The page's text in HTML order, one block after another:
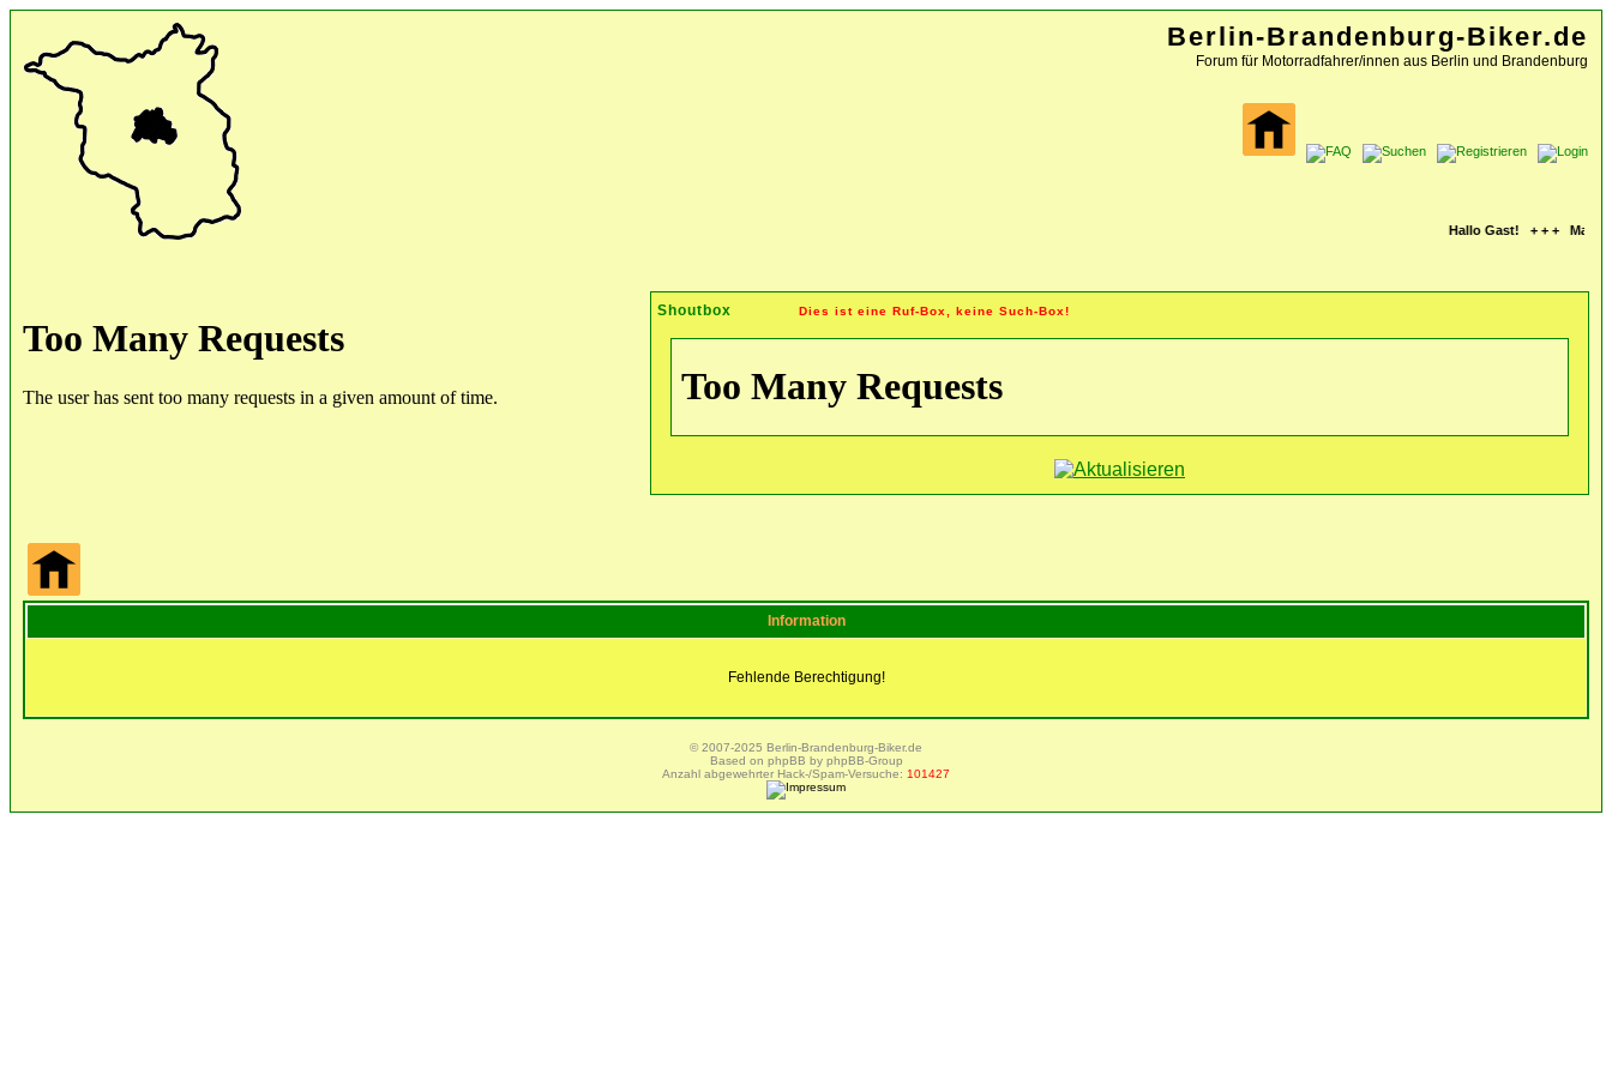
Berlin-Brandenburg-Biker.de
Forum für Motorradfahrer/innen aus Berlin und Brandenburg
Hallo Gast! + + + Mach
Shoutbox Dies ist eine Ruf-Box, keine Such-Box!
Information
Fehlende Berechtigung!
© 2007-2025 Berlin-Brandenburg-Biker.de
Based on phpBB by phpBB-Group
Anzahl abgewehrter Hack-/Spam-Versuche: 101427